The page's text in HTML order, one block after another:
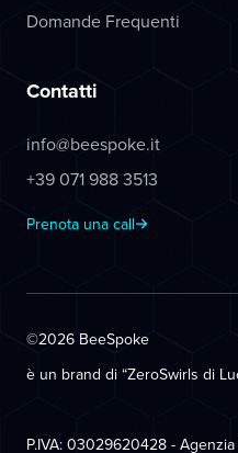
Domande Frequenti
Contatti
info@beespoke.it
+39 071 988 3513
Prenota una call
©2026 BeeSpoke
è un brand di “ZeroSwirls di
P.IVA: 03029620428 -